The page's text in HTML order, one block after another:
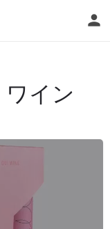
ワイン